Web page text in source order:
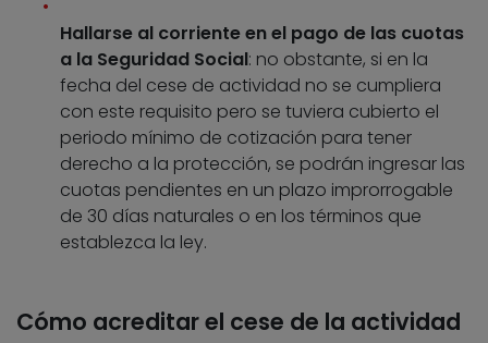
Hallarse al corriente en el pago de las cuotas
a la Seguridad Social: no obstante, si en la
fecha del cese de actividad no se cumpliera
con este requisito pero se tuviera cubierto el
periodo mínimo de cotización para tener
derecho a la protección, se podrán ingresar las
cuotas pendientes en un plazo improrrogable
de 30 días naturales o en los términos que
establezca la ley.
Cómo acreditar el cese de la actividad